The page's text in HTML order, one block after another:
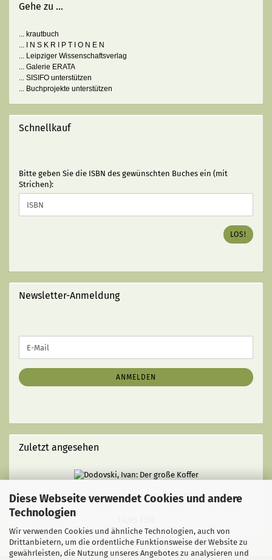
Diese Webseite verwendet Cookies und andere
Technologien
Wir verwenden Cookies und ähnliche Technologien, auch von
Drittanbietern, um die ordentliche Funktionsweise der Website zu
gewährleisten, die Nutzung unseres Angebotes zu analysieren und
Gehe zu ...
... krautbuch
... I N S K R I P T I O N E N
... Leipziger Wissenschaftsverlag
... Galerie ERATA
... SISIFO unterstützen
... Buchprojekte unterstützen
Schnellkauf
BITTE
GEBEN
SIE
DIE
ISBN
(MIT
STRICHEN):
Bitte geben Sie die ISBN des gewünschten Buches ein (mit
Strichen):
LOS!
Newsletter-Anmeldung
ZUR
ANMELDUNG
E-
Mail
ANMELDEN
Zuletzt angesehen
Dodovski, Ivan: Der große Koffer